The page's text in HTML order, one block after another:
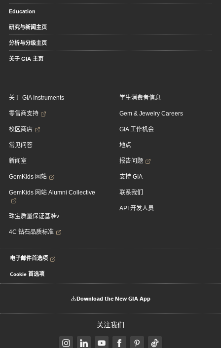
Education
研究与新闻主页
分析与分级主页
关于 GIA 主页
关于 GIA Instruments
零售商支持
校区商店
常见问答
新闻室
GemKids 网站
GemKids 网站 Alumni Collective
珠宝质量保证基准v
4C 钻石品质标准
学生消费者信息
Gem & Jewelry Careers
GIA 工作机会
地点
报告问题
支持 GIA
联系我们
API 开发人员
电子邮件首选项
Cookie 首选项
Download the New GIA App
关注我们